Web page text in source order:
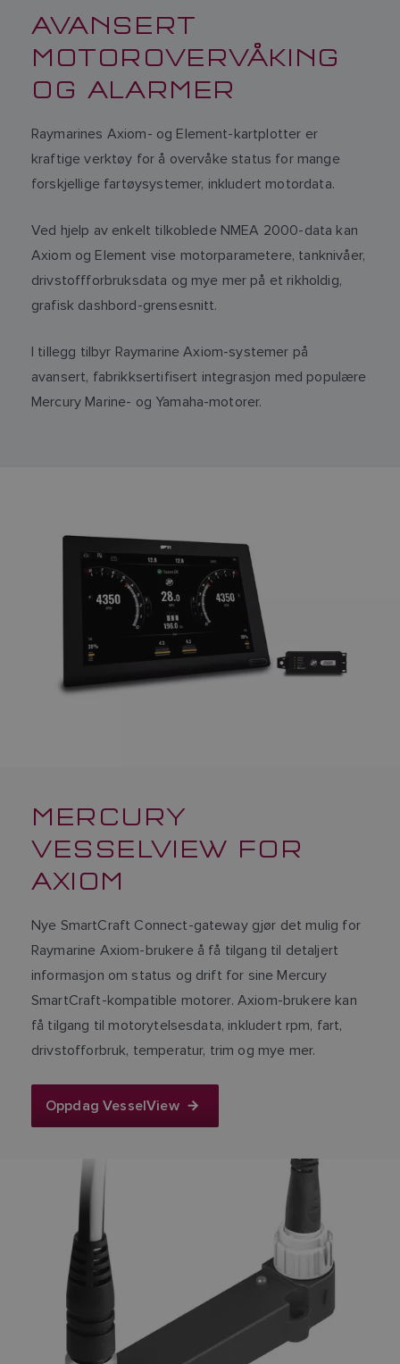
AVANSERT
MOTOROVERVÅKING
OG ALARMER
Raymarines Axiom- og Element-kartplotter er
kraftige verktøy for å overvåke status for mange
forskjellige fartøysystemer, inkludert motordata.
Ved hjelp av enkelt tilkoblede NMEA 2000-data kan
Axiom og Element vise motorparametere, tanknivåer,
drivstoffforbruksdata og mye mer på et rikholdig,
grafisk dashbord-grensesnitt.
I tillegg tilbyr Raymarine Axiom-systemer på
avansert, fabrikksertifisert integrasjon med populære
Mercury Marine- og Yamaha-motorer.
MERCURY
VESSELVIEW FOR
AXIOM
Nye SmartCraft Connect-gateway gjør det mulig for
Raymarine Axiom-brukere å få tilgang til detaljert
informasjon om status og drift for sine Mercury
SmartCraft-kompatible motorer. Axiom-brukere kan
få tilgang til motorytelsesdata, inkludert rpm, fart,
drivstofforbruk, temperatur, trim og mye mer.
Oppdag VesselView